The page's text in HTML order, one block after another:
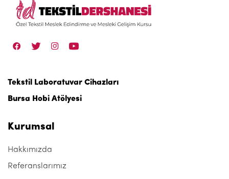
Tekstil Laboratuvar Cihazları
Bursa Hobi Atölyesi
Kurumsal
Hakkımızda
Referanslarımız